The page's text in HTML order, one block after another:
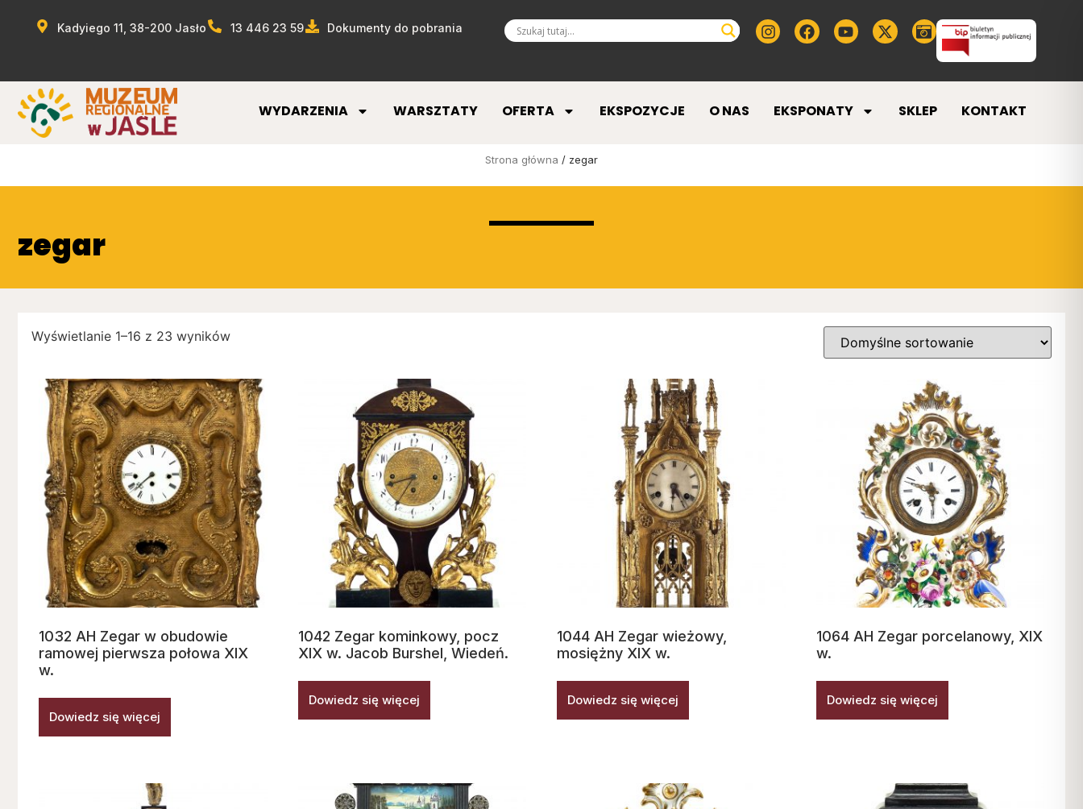
Kadyiego 11, 38-200 Jasło 13 446 23 59 Dokumenty do pobrania
WYDARZENIA WARSZTATY OFERTA EKSPOZYCJE O NAS EKSPONATY SKLEP KONTAKT
Strona główna / zegar
zegar
Wyświetlanie 1–16 z 23 wyników
1032 AH Zegar w obudowie
ramowej pierwsza połowa XIX
w.
Dowiedz się więcej
1042 Zegar kominkowy, pocz
XIX w. Jacob Burshel, Wiedeń.
Dowiedz się więcej
1044 AH Zegar wieżowy,
mosiężny XIX w.
Dowiedz się więcej
1064 AH Zegar porcelanowy, XIX
w.
Dowiedz się więcej